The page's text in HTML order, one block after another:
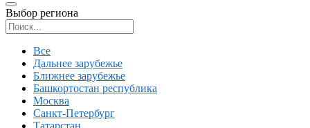
Выбор региона
Все
Дальнее зарубежье
Ближнее зарубежье
Башкортостан республика
Москва
Санкт-Петербург